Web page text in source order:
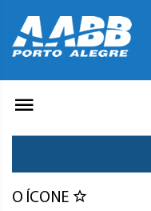
O ÍCONE